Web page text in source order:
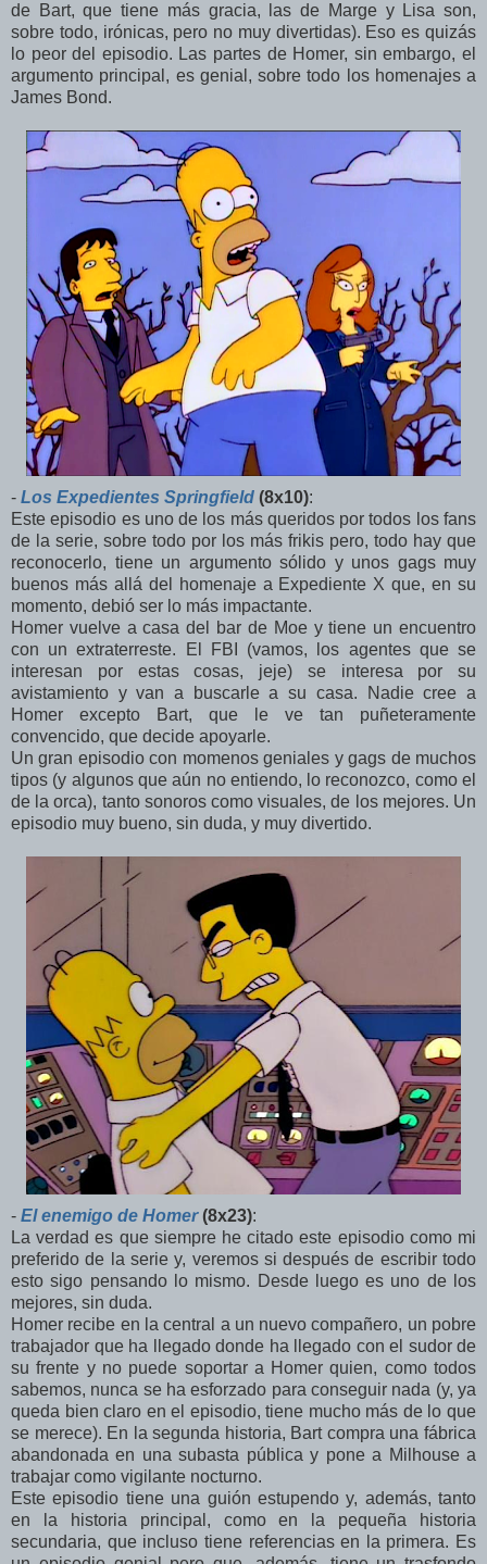
de Bart, que tiene más gracia, las de Marge y Lisa son,
sobre todo, irónicas, pero no muy divertidas). Eso es quizás
lo peor del episodio. Las partes de Homer, sin embargo, el
argumento principal, es genial, sobre todo los homenajes a
James Bond.
- Los Expedientes Springfield (8x10):
Este episodio es uno de los más queridos por todos los fans
de la serie, sobre todo por los más frikis pero, todo hay que
reconocerlo, tiene un argumento sólido y unos gags muy
buenos más allá del homenaje a Expediente X que, en su
momento, debió ser lo más impactante.
Homer vuelve a casa del bar de Moe y tiene un encuentro
con un extraterreste. El FBI (vamos, los agentes que se
interesan por estas cosas, jeje) se interesa por su
avistamiento y van a buscarle a su casa. Nadie cree a
Homer excepto Bart, que le ve tan puñeteramente
convencido, que decide apoyarle.
Un gran episodio con momenos geniales y gags de muchos
tipos (y algunos que aún no entiendo, lo reconozco, como el
de la orca), tanto sonoros como visuales, de los mejores. Un
episodio muy bueno, sin duda, y muy divertido.
- El enemigo de Homer(8x23):
La verdad es que siempre he citado este episodio como mi
preferido de la serie y, veremos si después de escribir todo
esto sigo pensando lo mismo. Desde luego es uno de los
mejores, sin duda.
Homer recibe en la central a un nuevo compañero, un pobre
trabajador que ha llegado donde ha llegado con el sudor de
su frente y no puede soportar a Homer quien, como todos
sabemos, nunca se ha esforzado para conseguir nada (y, ya
queda bien claro en el episodio, tiene mucho más de lo que
se merece). En la segunda historia, Bart compra una fábrica
abandonada en una subasta pública y pone a Milhouse a
trabajar como vigilante nocturno.
Este episodio tiene una guión estupendo y, además, tanto
en la historia principal, como en la pequeña historia
secundaria, que incluso tiene referencias en la primera. Es